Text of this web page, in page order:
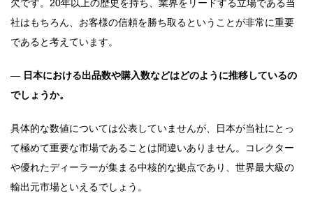
欠です。20年以上の歴史を持ち、業界をリードする立場である当
社はもちろん、お客様の信頼を勝ち取るということが非常に重要
であると考えています。
― 日本における出品数や購入数などはどのように推移しているの
でしょうか。
具体的な数値については公表していませんが、日本が当社にとっ
て極めて重要な市場であることは間違いありません。コレクター
や優れたディーラーが集まる中核的な拠点であり、世界最大級の
輸出元市場といえるでしょう。